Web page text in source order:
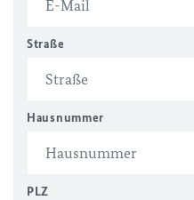
Straße
Hausnummer
PLZ